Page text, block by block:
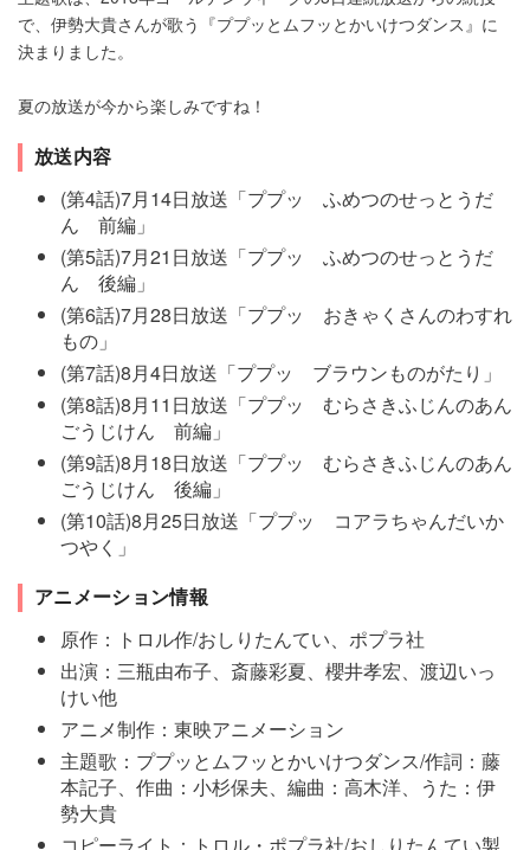
で、伊勢大貴さんが歌う『ププッとムフッとかいけつダンス』に
決まりました。
夏の放送が今から楽しみですね！
放送内容
(第4話)7月14日放送「ププッ ふめつのせっとうだ
ん 前編」
(第5話)7月21日放送「ププッ ふめつのせっとうだ
ん 後編」
(第6話)7月28日放送「ププッ おきゃくさんのわすれ
もの」
(第7話)8月4日放送「ププッ ブラウンものがたり」
(第8話)8月11日放送「ププッ むらさきふじんのあん
ごうじけん 前編」
(第9話)8月18日放送「ププッ むらさきふじんのあん
ごうじけん 後編」
(第10話)8月25日放送「ププッ コアラちゃんだいか
つやく」
アニメーション情報
原作：トロル作/おしりたんてい、ポプラ社
出演：三瓶由布子、斎藤彩夏、櫻井孝宏、渡辺いっ
けい他
アニメ制作：東映アニメーション
主題歌：ププッとムフッとかいけつダンス/作詞：藤
本記子、作曲：小杉保夫、編曲：高木洋、うた：伊
勢大貴